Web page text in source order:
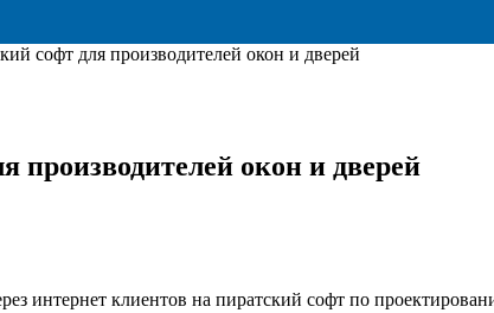
софт для производителей окон и дверей
производителей окон и дверей
интернет клиентов на пиратский софт по